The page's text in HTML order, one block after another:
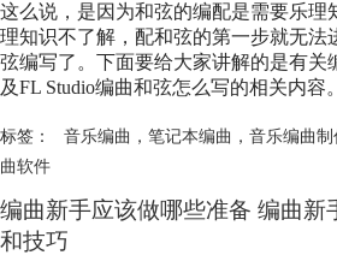
这么说，是因为和弦的编配是需要乐理
理知识不了解，配和弦的第一步就无法
弦编写了。下面要给大家讲解的是有关
及FL Studio编曲和弦怎么写的相关内容。
标签： 音乐编曲 ， 笔记本编曲 ， 音乐编曲
曲软件
编曲新手应该做哪些准备 编曲新
和技巧